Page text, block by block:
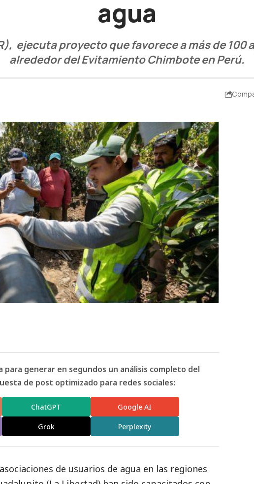
agua
ejecuta proyecto que favorece a más de
alrededor del Evitamiento Chimbote en Perú.
generar en segundos un análisis completo del
de post optimizado para redes sociales:
ChatGPT Google AI
Grok Perplexity
de usuarios de agua en las regiones